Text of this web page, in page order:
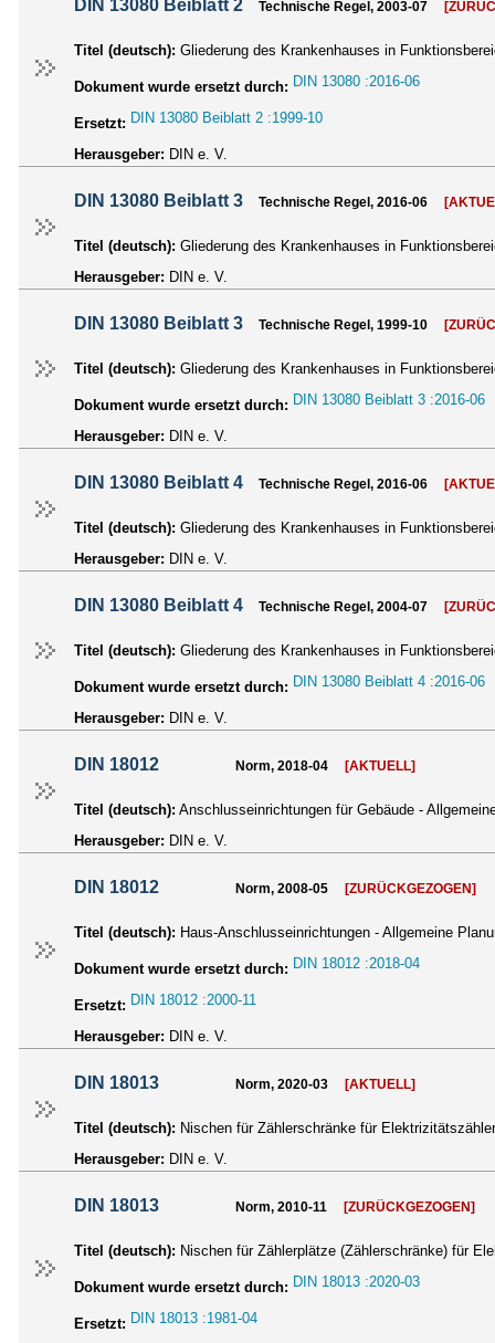
DIN 13080 Beiblatt 2 Technische Regel, 2003-07
Titel (deutsch): Gliederung des Krankenhauses in
Dokument wurde ersetzt durch: DIN 13080 :2016-06
Ersetzt: DIN 13080 Beiblatt 2 :1999-10
Herausgeber: DIN e. V.
DIN 13080 Beiblatt 3 Technische Regel, 2016-06
Titel (deutsch): Gliederung des Krankenhauses in
Herausgeber: DIN e. V.
DIN 13080 Beiblatt 3 Technische Regel, 1999-10
Titel (deutsch): Gliederung des Krankenhauses in
Dokument wurde ersetzt durch: DIN 13080 Beiblatt 3 :2016-06
Herausgeber: DIN e. V.
DIN 13080 Beiblatt 4 Technische Regel, 2016-06
Titel (deutsch): Gliederung des Krankenhauses in
Herausgeber: DIN e. V.
DIN 13080 Beiblatt 4 Technische Regel, 2004-07
Titel (deutsch): Gliederung des Krankenhauses in
Dokument wurde ersetzt durch: DIN 13080 Beiblatt 4 :2016-06
Herausgeber: DIN e. V.
DIN 18012 Norm, 2018-04 [AKTUELL]
Titel (deutsch): Anschlusseinrichtungen für Gebäude -
Herausgeber: DIN e. V.
DIN 18012 Norm, 2008-05 [ZURÜCKGEZOGEN]
Titel (deutsch): Haus-Anschlusseinrichtungen - Allgemeine
Dokument wurde ersetzt durch: DIN 18012 :2018-04
Ersetzt: DIN 18012 :2000-11
Herausgeber: DIN e. V.
DIN 18013 Norm, 2020-03 [AKTUELL]
Titel (deutsch): Nischen für Zählerschränke für Elektrizitätszähler
Herausgeber: DIN e. V.
DIN 18013 Norm, 2010-11 [ZURÜCKGEZOGEN]
Titel (deutsch): Nischen für Zählerplätze (Zählerschränke) für
Dokument wurde ersetzt durch: DIN 18013 :2020-03
Ersetzt: DIN 18013 :1981-04